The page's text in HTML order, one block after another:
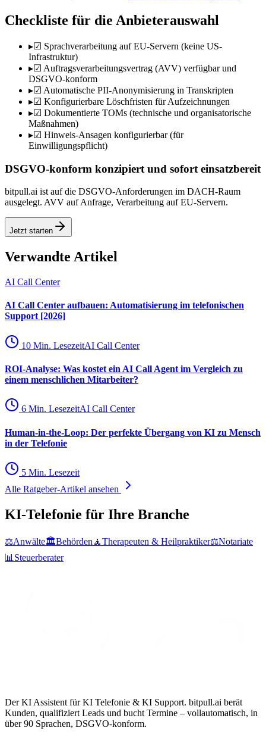
Checkliste für die Anbieterauswahl
▸☑ Sprachverarbeitung auf EU-Servern (keine US-
Infrastruktur)
▸☑ Auftragsverarbeitungsvertrag (AVV) verfügbar und
DSGVO-konform
▸☑ Automatische PII-Anonymisierung in Transkripten
▸☑ Konfigurierbare Löschfristen für Aufzeichnungen
▸☑ Dokumentierte TOMs (technische und organisatorische
Maßnahmen)
▸☑ Hinweis-Ansagen konfigurierbar (für
Einwilligungspflicht)
DSGVO-konform konzipiert und sofort einsatzbereit
bitpull.ai ist auf die DSGVO-Anforderungen im DACH-Raum
ausgelegt. AVV auf Anfrage, Verarbeitung auf EU-Servern.
Jetzt starten
Verwandte Artikel
AI Call Center
AI Call Center aufbauen: Automatisierung im telefonischen
Support [2026]
10 Min. LesezeitAI Call Center
ROI-Analyse: Was kostet ein AI Call Agent im Vergleich zu
einem menschlichen Mitarbeiter?
6 Min. LesezeitAI Call Center
Human-in-the-Loop: Der perfekte Übergang von KI zu Mensch
in der Telefonie
5 Min. Lesezeit
Alle Ratgeber-Artikel ansehen
KI-Telefonie für Ihre Branche
⚖️Anwälte🏛️Behörden 🧘Therapeuten & Heilpraktiker⚖️Notariate
📊 Steuerberater
Der KI Assistent für KI Telefonie & KI Support. bitpull.ai berät
Kunden, qualifiziert Leads und bucht Termine – vollautomatisch, in
über 90 Sprachen, DSGVO-konform.